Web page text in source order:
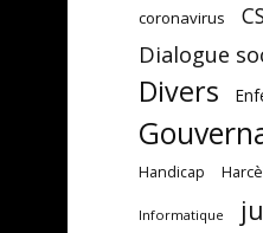
coronavirus
Dialogue
Divers
Handicap
Informatique